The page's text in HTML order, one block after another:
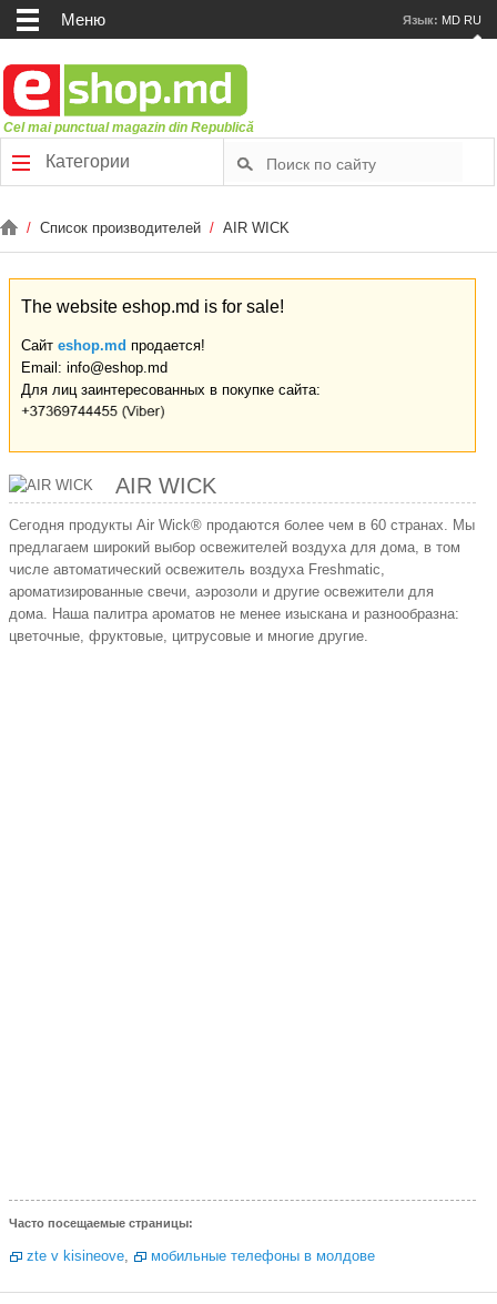
Меню Язык: MD RU
Cel mai punctual magazin din Republică
Категории
/ Список производителей / AIR WICK
The website eshop.md is for sale!
Сайт eshop.md продается!
Email: info@eshop.md
Для лиц заинтересованных в покупке сайта:
AIR WICK
Сегодня продукты Air Wick® продаются более чем в 60 странах. Мы
предлагаем широкий выбор освежителей воздуха для дома, в том
числе автоматический освежитель воздуха Freshmatic,
ароматизированные свечи, аэрозоли и другие освежители для
дома. Наша палитра ароматов не менее изыскана и разнообразна:
цветочные, фруктовые, цитрусовые и многие другие.
Часто посещаемые страницы:
zte v kisineove, мобильные телефоны в молдове